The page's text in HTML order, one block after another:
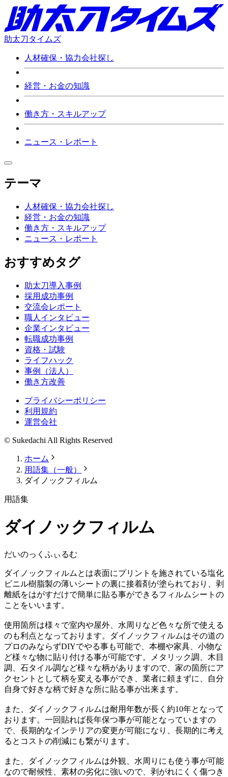
助太刀タイムズ
人材確保・協力会社探し
経営・お金の知識
働き方・スキルアップ
ニュース・レポート
テーマ
人材確保・協力会社探し
経営・お金の知識
働き方・スキルアップ
ニュース・レポート
おすすめタグ
助太刀導入事例
採用成功事例
交流会レポート
職人インタビュー
企業インタビュー
転職成功事例
資格・試験
ライフハック
事例（法人）
働き方改善
プライバシーポリシー
利用規約
運営会社
© Sukedachi All Rights Reserved
ホーム
用語集（一般）
ダイノックフィルム
用語集
ダイノックフィルム
だいのっくふぃるむ
ダイノックフィルムとは表面にプリントを施されている塩化
ビニル樹脂製の薄いシートの裏に接着剤が塗られており、剥
離紙をはがすだけで簡単に貼る事ができるフィルムシートの
ことをいいます。
使用箇所は様々で室内や屋外、水周りなど色々な所で使える
のも利点となっております。ダイノックフィルムはその道の
プロのみならずDIYでやる事も可能で、本棚や家具、小物な
ど様々な物に貼り付ける事が可能です。メタリック調、木目
調、石タイル調など様々な柄がありますので、家の箇所にア
クセントとして柄を変える事ができ、業者に頼まずに、自分
自身で好きな柄で好きな所に貼る事が出来ます。
また、ダイノックフィルムは耐用年数が長く約10年となって
おります。一回貼れば長年保つ事が可能となっていますの
で、長期的なインテリアの変更が可能になり、長期的に考え
るとコストの削減にも繋がります。
また、ダイノックフィルムは外観、水周りにも使う事が可能
なので耐候性、素材の劣化に強いので、剥がれにくく傷つき